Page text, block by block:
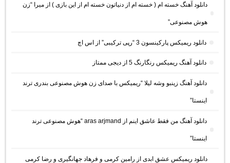
دانلود آهنگ خسته ام ( خسته ام از دنیاتون خسته ام از این بازی ) از میرا “زن
هوش مصنوعی”
دانلود ریمیکس پارکینسون 3 “رپی ترکیبی” از اس اچ
دانلود آهنگ ریمیکس رنگارنگ 5 از دیجی ممتاز
دانلود آهنگ زینبو وشه لیلا “ریمیکس با صدای زن هوش مصنوعی بندری ترند
اینستا”
دانلود آهنگ من فقط عاشق اینم از aras arjmand “هوش مصنوعی ترند
اینستا”
دانلود ریمیکس عشق ابدی از رامین کرمی و فرهاد جهانگیری و رضا کرمی